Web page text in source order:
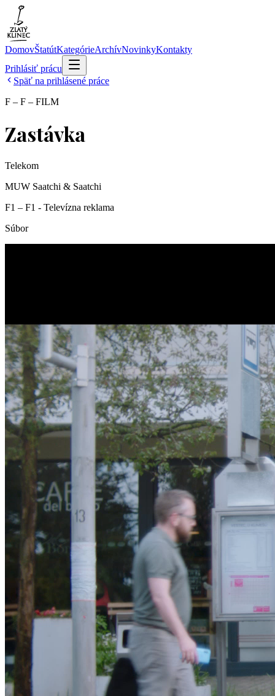
DomovŠtatútKategórieArchívNovinkyKontakty
Prihlásiť prácu
Späť na prihlásené práce
F – F – FILM
Zastávka
Telekom
MUW Saatchi & Saatchi
F1 – F1 - Televízna reklama
Súbor